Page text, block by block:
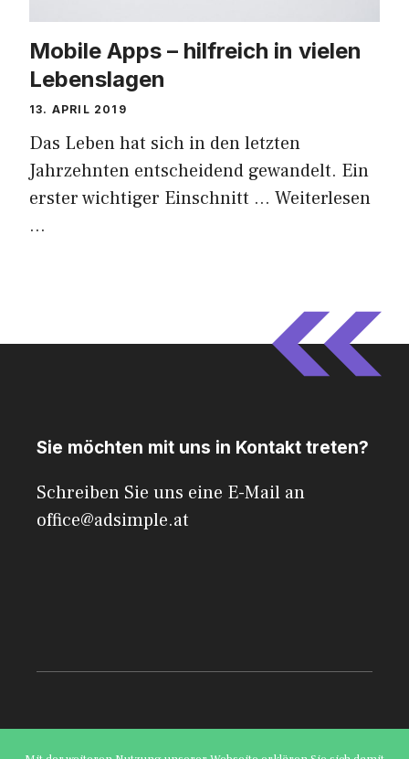
Mobile Apps – hilfreich in vielen
Lebenslagen
13. APRIL 2019
Das Leben hat sich in den letzten
Jahrzehnten entscheidend gewandelt. Ein
erster wichtiger Einschnitt … Weiterlesen
…
Sie möchten mit uns in Kontakt treten?
Schreiben Sie uns eine E-Mail an
office@adsimple.at